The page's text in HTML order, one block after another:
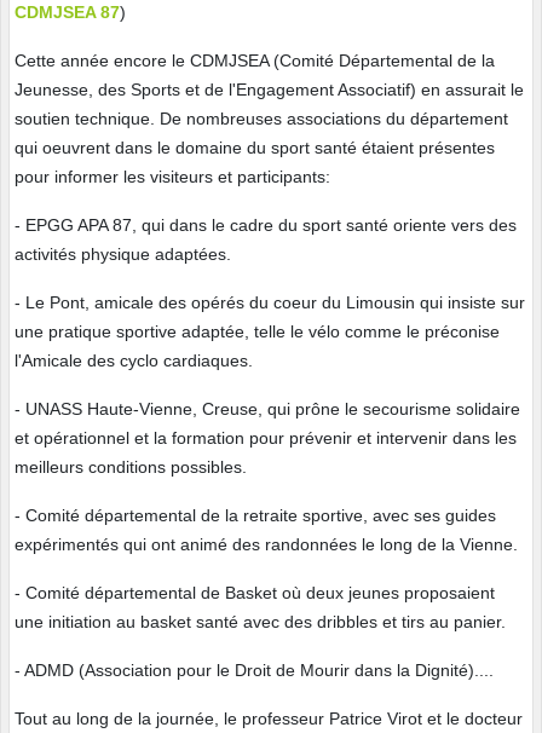
CDMJSEA 87)
Cette année encore le CDMJSEA (Comité Départemental de la
Jeunesse, des Sports et de l'Engagement Associatif) en assurait le
soutien technique. De nombreuses associations du département
qui oeuvrent dans le domaine du sport santé étaient présentes
pour informer les visiteurs et participants:
- EPGG APA 87, qui dans le cadre du sport santé oriente vers des
activités physique adaptées.
- Le Pont, amicale des opérés du coeur du Limousin qui insiste sur
une pratique sportive adaptée, telle le vélo comme le préconise
l'Amicale des cyclo cardiaques.
- UNASS Haute-Vienne, Creuse, qui prône le secourisme solidaire
et opérationnel et la formation pour prévenir et intervenir dans les
meilleurs conditions possibles.
- Comité départemental de la retraite sportive, avec ses guides
expérimentés qui ont animé des randonnées le long de la Vienne.
- Comité départemental de Basket où deux jeunes proposaient
une initiation au basket santé avec des dribbles et tirs au panier.
- ADMD (Association pour le Droit de Mourir dans la Dignité)....
Tout au long de la journée, le professeur Patrice Virot et le docteur